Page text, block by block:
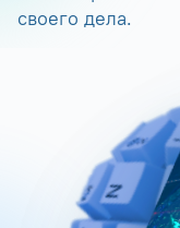
своего дела.